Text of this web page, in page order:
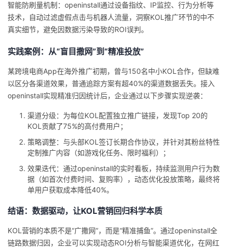
智能防刷量机制：openinstall通过设备指纹、IP监控、行为分析等
技术，自动过滤虚假点击与机器人流量，洞察KOL推广环节的中不
真实细节，避免因数据污染导致的ROI误判。
实践案例：从“盲目撒网”到“精准投放”
某跨境电商App在海外推广初期，曾与150名中小KOL合作，但缺难
以区分各渠道效果，普通追踪方案有超40%的渠道数据丢失。接入
openinstall实现精准归因统计后，企业通过以下步骤实现逆袭：
渠道分级：为每位KOL配置独立推广链接，发现Top 20的
KOL贡献了75%的高付费用户；
策略调整：与头部KOL签订长期合作协议，并针对其粉丝特性
定制推广内容（如游戏化任务、限时福利）；
效果迭代：通过openinstall的实时看板，持续监测用户行为数
据（如首次付费时间、复购率），动态优化投放策略，最终将
单用户获取成本降低40%。
结语：数据驱动，让KOL营销回归科学本质
KOL营销的本质不是“广撒网”，而是“精准捕鱼”。通过openinstall全
链路数据归因，企业可以实现动态ROI分析与智能渠道优化，在网红